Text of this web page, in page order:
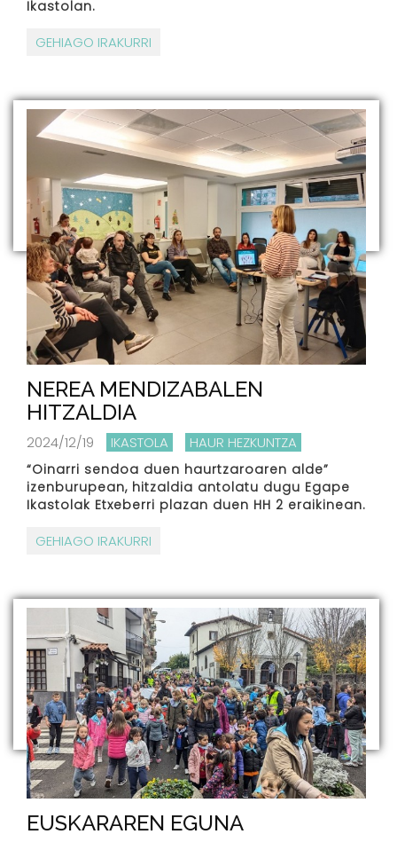
Ikastolan.
GEHIAGO IRAKURRI
NEREA MENDIZABALEN
HITZALDIA
2024/12/19 IKASTOLA HAUR HEZKUNTZA
“Oinarri sendoa duen haurtzaroaren alde”
izenburupean, hitzaldia antolatu dugu Egape
Ikastolak Etxeberri plazan duen HH 2 eraikinean.
GEHIAGO IRAKURRI
EUSKARAREN EGUNA